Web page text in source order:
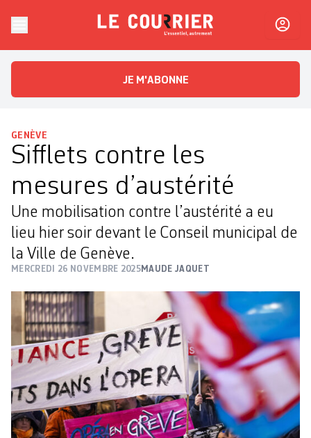
Le CourrierL'essentiel, autrement
JE M'ABONNE
GENÈVE
Sifflets contre les
mesures d’austérité
Une mobilisation contre l’austérité a eu
lieu hier soir devant le Conseil municipal de
la Ville de Genève.
MERCREDI 26 NOVEMBRE 2025MAUDE JAQUET